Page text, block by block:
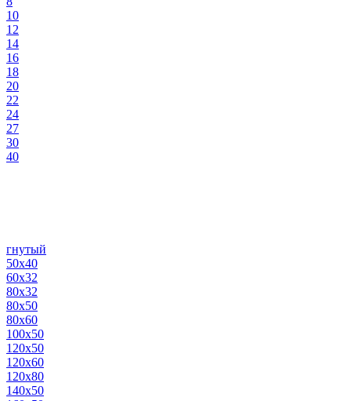
10
12
14
16
18
20
22
24
27
30
40
гнутый
50х40
60х32
80х32
80х50
80х60
100х50
120х50
120х60
120х80
140х50